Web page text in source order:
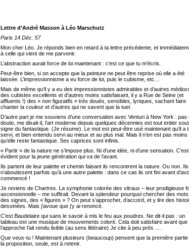
Lettre d’André Masson à Léo Marschutz
Paris 14 Déc. 57
Mon cher Léo. Je réponds bien en retard à ta lettre précédente, et
à celle qui vient de me parvenir.
L’abstraction aurait force de loi maintenant : c’est ce que tu m’écris.
Peut-être bien, si on accepte que la peinture ne peut être reprise où elle a été
laissée. L’impressionnisme a eu force de loi, puis le cubisme, etc…
Mais de même qu’il y a eu des impressionnistes admirables et d’autres
des cubistes excellents et d’autres moins satisfaisant, il y a Rue de Seine (et
affluents !) des « non figuratifs » très doués, sensibles, lyriques, sachant faire
chanter la couleur et d’autres qui ne savent que la tuer.
D’autre part je me souviens d’une conversation avec Venturi à New York : pas
doute, me disait-il, l’art moderne depuis quelques décennies est tout entier
signe du fantastique. (Je résume). Le mot est peut-être usé maintenant qu’il a
servi, et bien entendu servi au mieux et au plus mal. Mais il n’en est pas moins
qu’elle reste fantastique. Ses caprices sont infinis.
« Partir » de la nature ne s’impose plus. Ni d’une idée, ni d’une sensation. C’est
évident pour la jeune génération qui va de l’avant.
Ils partent de leur palette et chemin faisant ils rencontrent la nature. Ou non. Ils
n’aboutissent parfois qu’à une autre palette : dans ce cas ils ont fini avant
commencé !
Je reviens de Chartres. La symphonie colorée des vitraux – leur prodigieuse
ascensionnelle – me suffirait. Devant la splendeur pourquoi chercher des mots,
des signes, des « figures » ? On peut s’approcher, d’accord, et y lire des
dessinées. Mais j’avoue que j’y ai renoncé.
C’est Baudelaire qui sans le savoir à mis le feu aux poudres. Ne dit-il pas : un
tableau est une musique de mouvements coloré. Cela doit satisfaire avant que
l’approche l’ait rendu lisible (au sens littéraire) Je cite à peu près ….
Que veux-tu ! Maintenant plusieurs (beaucoup) pensent que la première partie
la proposition, seule, est à retenir.